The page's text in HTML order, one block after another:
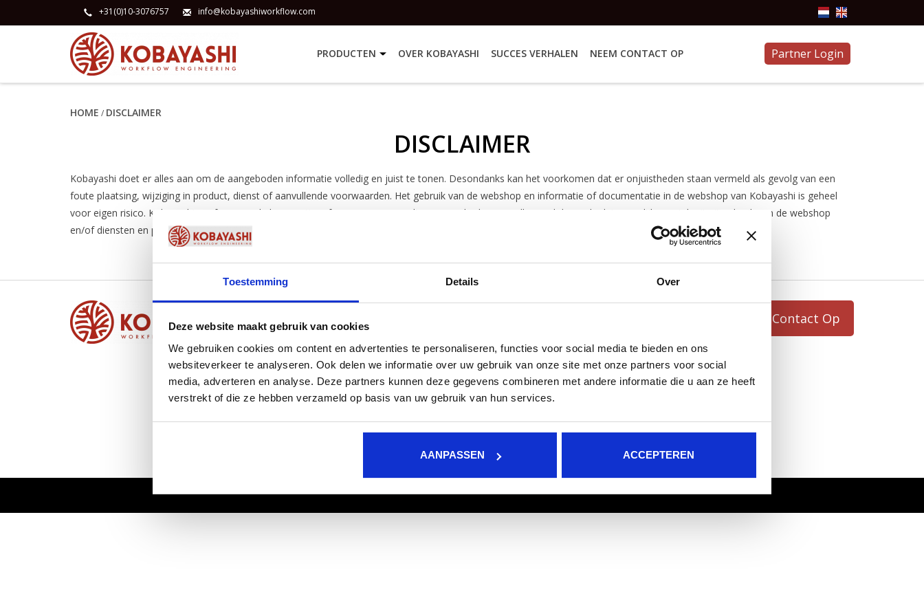
Toestemming Details Over
Deze website maakt gebruik van cookies
We gebruiken cookies om content en advertenties te personaliseren, functies voor social media te bieden en ons
websiteverkeer te analyseren. Ook delen we informatie over uw gebruik van onze site met onze partners voor social
media, adverteren en analyse. Deze partners kunnen deze gegevens combineren met andere informatie die u aan ze heeft
verstrekt of die ze hebben verzameld op basis van uw gebruik van hun services.
AANPASSEN ACCEPTEREN
+31(0)10-3076757 info@kobayashiworkflow.com
PRODUCTEN OVER KOBAYASHI SUCCES VERHALEN NEEM CONTACT OP Partner Login
HOME / DISCLAIMER
DISCLAIMER
Kobayashi doet er alles aan om de aangeboden informatie volledig en juist te tonen. Desondanks kan het voorkomen dat er onjuistheden staan vermeld als gevolg van een
foute plaatsing, wijziging in product, dienst of aanvullende voorwaarden. Het gebruik van de webshop en informatie of documentatie in de webshop van Kobayashi is geheel
voor eigen risico. Kobayashi geeft geen enkele garantie, of vorm van vergoeding voor schade van welke aard dan ook, dat mogelijk voortvloeit uit gebruik van de webshop
en/of diensten en producten van Kobayashi.
Over ons
Algemene voorwaarden
Disclaimer
Betaalmethoden
AVG wet / Privacy Policy
+31(0)10-3076757
info@kobayashiworkflow.com
Neem Contact Op
© Copyright 2026 Kobayashi Workflow Engineering